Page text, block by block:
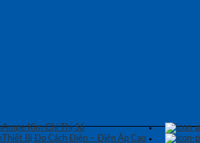
Ampe Kìm Chỉ Thị Số
Thiết Bị Đo Cách Điện – Điện Áp Cao